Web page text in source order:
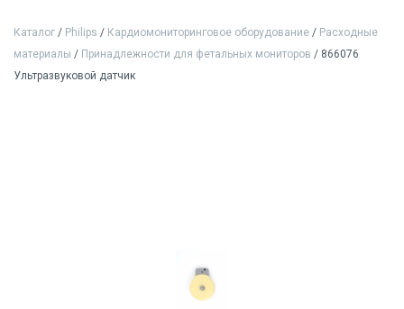
Каталог / Philips / Кардиомониторинговое оборудование / Расходные
материалы / Принадлежности для фетальных мониторов / 866076
Ультразвуковой датчик